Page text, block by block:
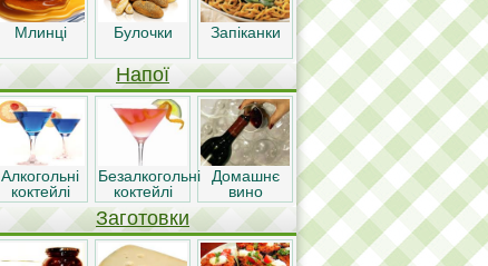
Млинці Булочки Запіканки
Напої
Алкогольні
коктейлі
Безалкогольні
коктейлі
Домашнє
вино
Заготовки